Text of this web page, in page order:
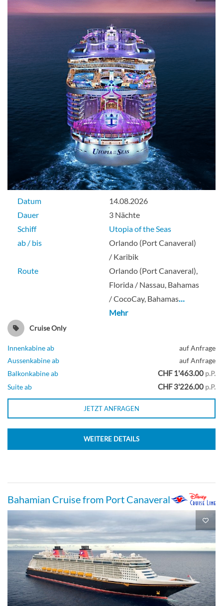
Datum
14.08.2026
Dauer
3 Nächte
Schiff
Utopia of the Seas
ab / bis
Orlando (Port Canaveral)
/ Karibik
Route
Orlando (Port Canaveral),
Florida / Nassau, Bahamas
/ CocoCay, Bahamas…
Mehr
Cruise Only
Innenkabine ab
auf Anfrage
Aussenkabine ab
auf Anfrage
Balkonkabine ab
CHF 1'463.00 p.P.
Suite ab
CHF 3'226.00 p.P.
JETZT ANFRAGEN
WEITERE DETAILS
Bahamian Cruise from Port Canaveral